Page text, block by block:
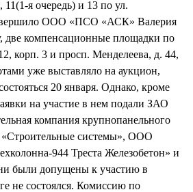
я очередь) и 13 по ул.
ООО «ПСО «АСК» Валерия
компенсационные площадки по
корп. 3 и просп. Менделеева, д. 44,
уже выставляло на аукцион,
20 января. Однако, кроме
на участие в нем подали ЗАО
компания крупнопанельного
системы», ООО
944 Треста Железобетон» и
допущены к участию в
не состоялся. Комиссию по